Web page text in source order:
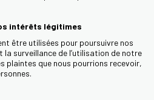
intérêts légitimes
être utilisées pour poursuivre nos
surveillance de l’utilisation de notre
plaintes que nous pourrions recevoir,